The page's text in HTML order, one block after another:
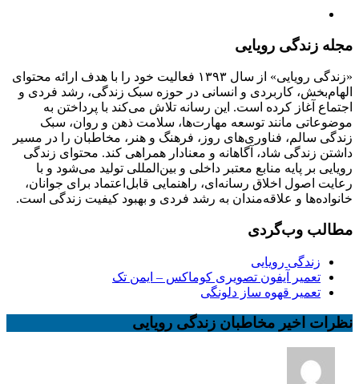
مجله زندگی رویایی
«زندگی رویایی» از سال ۱۳۹۳ فعالیت خود را با هدف ارائه محتوای
الهام‌بخش، کاربردی و انسانی در حوزه سبک زندگی، رشد فردی و
اجتماع آغاز کرده است. این رسانه تلاش می‌کند با پرداختن به
موضوعاتی مانند توسعه مهارت‌ها، سلامت ذهن و روان، سبک
زندگی سالم، فناوری‌های روز، فرهنگ و هنر، مخاطبان را در مسیر
داشتن زندگی شاد، آگاهانه و معنادار همراهی کند. محتوای زندگی
رویایی بر پایه منابع معتبر داخلی و بین‌المللی تولید می‌شود و با
رعایت اصول اخلاق رسانه‌ای، راهنمایی قابل‌اعتماد برای جوانان،
خانواده‌ها و علاقه‌مندان به رشد فردی و بهبود کیفیت زندگی است.
مطالب وب‌گردی
زندگی رویایی
تعمیر آیفون تصویری کوماکس – ایمن تک
تعمیر قهوه ساز دلونگی
نظرات اخیر مخاطبان زندگی رویایی